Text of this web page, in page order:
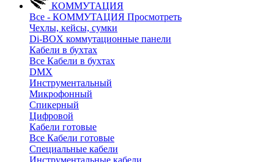
КОММУТАЦИЯ
Все - КОММУТАЦИЯ Просмотреть
Чехлы, кейсы, сумки
Di-BOX коммутационные панели
Кабели в бухтах
Все Кабели в бухтах
DMX
Инструментальный
Микрофонный
Спикерный
Цифровой
Кабели готовые
Все Кабели готовые
Cпециальные кабели
Инструментальные кабели